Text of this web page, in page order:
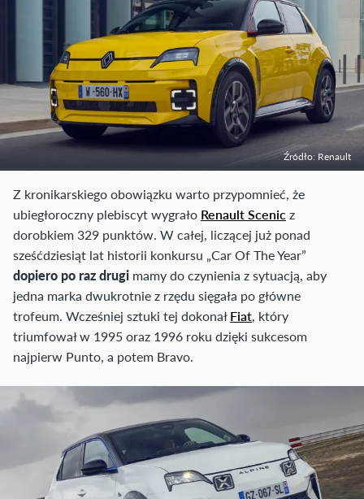
Źródło: Renault
Z kronikarskiego obowiązku warto przypomnieć, że
ubiegłoroczny plebiscyt wygrało Renault Scenic z
dorobkiem 329 punktów. W całej, liczącej już ponad
sześćdziesiąt lat historii konkursu „Car Of The Year”
dopiero po raz drugi mamy do czynienia z sytuacją, aby
jedna marka dwukrotnie z rzędu sięgała po główne
trofeum. Wcześniej sztuki tej dokonałFiat, który
triumfował w 1995 oraz 1996 roku dzięki sukcesom
najpierw Punto, a potem Bravo.